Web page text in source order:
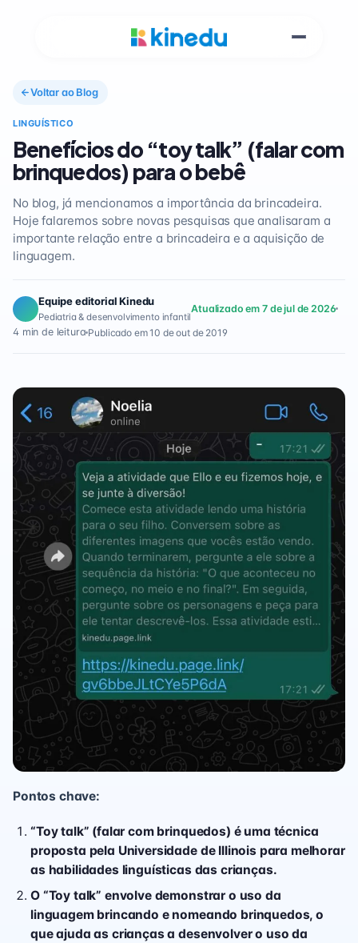
Voltar ao Blog
LINGUÍSTICO
Benefícios do “toy talk” (falar com
brinquedos) para o bebê
No blog, já mencionamos a importância da brincadeira.
Hoje falaremos sobre novas pesquisas que analisaram a
importante relação entre a brincadeira e a aquisição de
linguagem.
Equipe editorial Kinedu
Pediatria & desenvolvimento infantil
Atualizado em 7 de jul de 2026
4 min de leitura Publicado em 10 de out de 2019
Pontos chave:
“Toy talk” (falar com brinquedos) é uma técnica
proposta pela Universidade de Illinois para melhorar
as habilidades linguísticas das crianças.
O “Toy talk” envolve demonstrar o uso da
linguagem brincando e nomeando brinquedos, o
que ajuda as crianças a desenvolver o uso da